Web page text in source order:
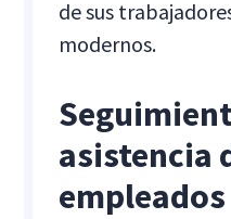
de sus
modernos.
asistencia
empleados